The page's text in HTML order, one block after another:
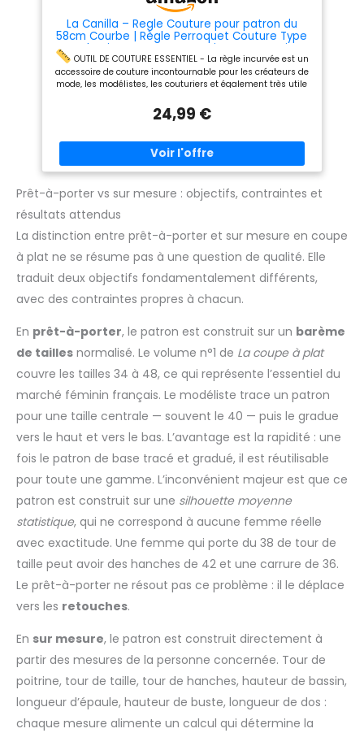
5808 est d’environ 21,5 x 21,5 x
4 cm et la longueur 12 260 est
d’environ 59 cm avec une
largeur de 4 à 7,5 cm. 【Outil
léger】Le poids varie d’environ
28 g à 53 g pour une
manipulation facile lors de
envoyés au hasard.
La Canilla – Regle Couture pour patron du
58cm Courbe | Règle Perroquet Couture Type
en Plastique Forme Japonaise et Française
avec Manuel d'instructions
OUTIL DE COUTURE ESSENTIEL - La règle incurvée est un
accessoire de couture incontournable pour les créateurs de
mode, les modélistes, les couturiers et également très utile
dessiner des lignes courbes.
QUALITÉ SUPÉRIEURE: la
règle La Canilla est faite d'une matière plastique PVC très
bien travailler. Il a une longueur de 58 cm et une épaisseur
de 1,2 mm.
COUTURE PROFESSIONNELLE: vous serez en
mesure de créer des dessins et des motifs totalement
professionnels, d'une manière très confortable et simple. 🕮
MANUEL D'INSTRUCTIONS: comprend un code QR qui vous
dirigera vers un manuel avec des illustrations pour
apprendre à utiliser la règle pour créer des motifs.
PRODUIT OFFICIEL: notre objectif est d'obtenir une
satisfaction client maximale. Si vous avez des questions
sur le produit, contactez-nous afin que nous puissions vous
aider.
24,99 €
Prêt-à-porter vs sur mesure : objectifs, contraintes et
résultats attendus
La distinction entre prêt-à-porter et sur mesure en coupe
à plat ne se résume pas à une question de qualité. Elle
traduit deux objectifs fondamentalement différents,
avec des contraintes propres à chacun.
En prêt-à-porter, le patron est construit sur un barème
de tailles normalisé. Le volume n°1 de La coupe à plat
couvre les tailles 34 à 48, ce qui représente l’essentiel du
marché féminin français. Le modéliste trace un patron
pour une taille centrale — souvent le 40 — puis le gradue
vers le haut et vers le bas. L’avantage est la rapidité : une
fois le patron de base tracé et gradué, il est réutilisable
pour toute une gamme. L’inconvénient majeur est que ce
patron est construit sur une silhouette moyenne
statistique, qui ne correspond à aucune femme réelle
avec exactitude. Une femme qui porte du 38 de tour de
taille peut avoir des hanches de 42 et une carrure de 36.
Le prêt-à-porter ne résout pas ce problème : il le déplace
vers les retouches.
En sur mesure, le patron est construit directement à
partir des mesures de la personne concernée. Tour de
poitrine, tour de taille, tour de hanches, hauteur de bassin,
longueur d’épaule, hauteur de buste, longueur de dos :
chaque mesure alimente un calcul qui détermine la